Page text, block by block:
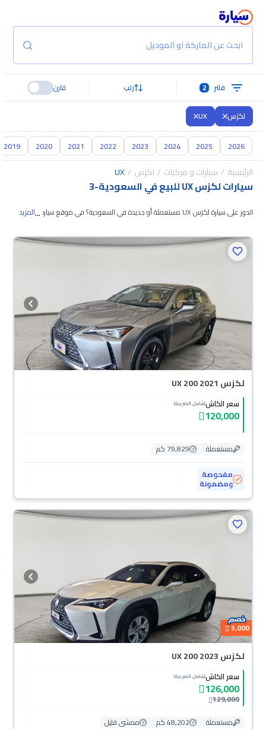
ابحث عن الماركة او الموديل
فلتر 2 رتب قارن
لكزس UX
2026
2025
2024
2023
2022
2021
2020
2019
الرئيسية سيارات و مركبات لكزس UX
سيارات لكزس UX للبيع في السعودية -
3
اتدور على سيارة لكزس UX مستعملة أو جديدة في السعودية؟ في موقع سيارة
UX المستعملة مضمونة ومفحوصة بأكثر من 200 نقطة وتقدر تجربها لمدة 10
أونلاين، وبتوصلك لين باب بيتك.
...المزيد
لكزس UX 200 2021
سعر الكاش(شامل الضريبة)
120,000
مستعملة
79,829 كم
مفحوصة
ومضمونة
3,000
لكزس UX 200 2023
سعر الكاش(شامل الضريبة)
126,000
129,000
مستعملة
48,202 كم
ممشى قليل